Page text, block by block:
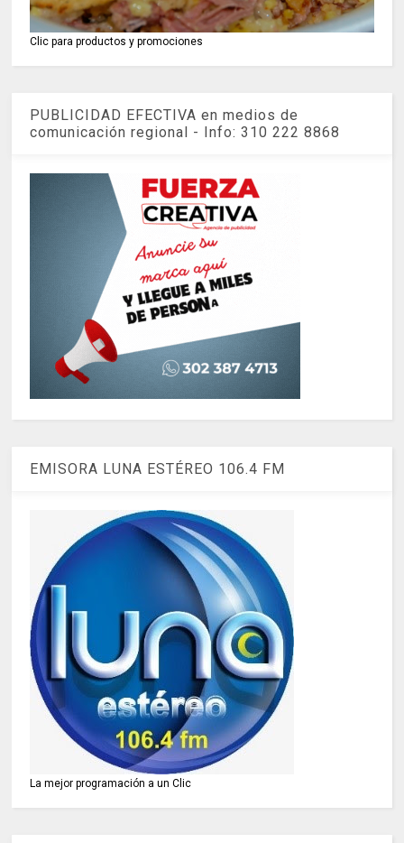
Clic para productos y promociones
PUBLICIDAD EFECTIVA en medios de
comunicación regional - Info: 310 222 8868
EMISORA LUNA ESTÉREO 106.4 FM
La mejor programación a un Clic